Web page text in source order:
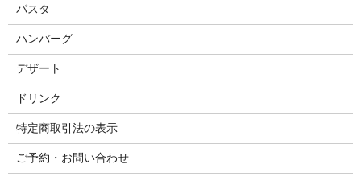
パスタ
ハンバーグ
デザート
ドリンク
特定商取引法の表示
ご予約・お問い合わせ